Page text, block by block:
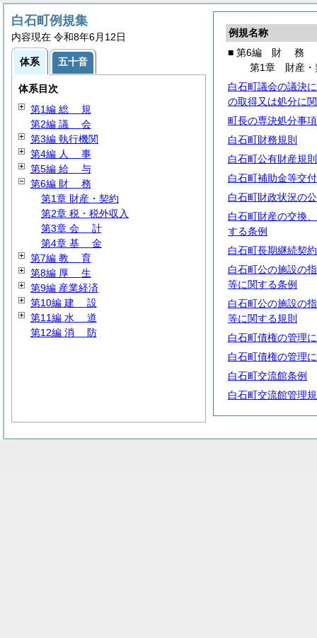
例規名称
■ 第6編 財 務
第1章 財産・
白石町議会の議決
の取得又は処分に
町長の専決処分事
白石町財務規則
白石町公有財産規則
白石町補助金等交
白石町財政状況の
白石町財産の交換
する条例
白石町長期継続契
白石町公の施設の
等に関する条例
白石町公の施設の
等に関する規則
白石町債権の管理
白石町債権の管理
白石町交流館条例
白石町交流館管理
白石町例規集
内容現在 令和8年6月12日
体系 五十音
体系目次
第1編 総 規
第2編 議 会
第3編 執行機関
第4編 人 事
第5編 給 与
第6編 財 務
第1章 財産・契約
第2章 税・税外収入
第3章 会 計
第4章 基 金
第7編 教 育
第8編 厚 生
第9編 産業経済
第10編 建 設
第11編 水 道
第12編 消 防